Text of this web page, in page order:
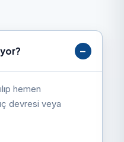
hemen
devresi veya